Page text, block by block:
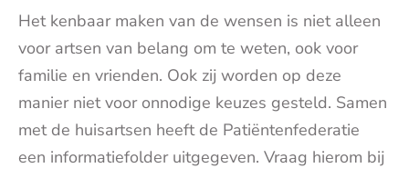
Het kenbaar maken van de wensen is niet alleen
voor artsen van belang om te weten, ook voor
familie en vrienden. Ook zij worden op deze
manier niet voor onnodige keuzes gesteld. Samen
met de huisartsen heeft de Patiëntenfederatie
een informatiefolder uitgegeven. Vraag hierom bij